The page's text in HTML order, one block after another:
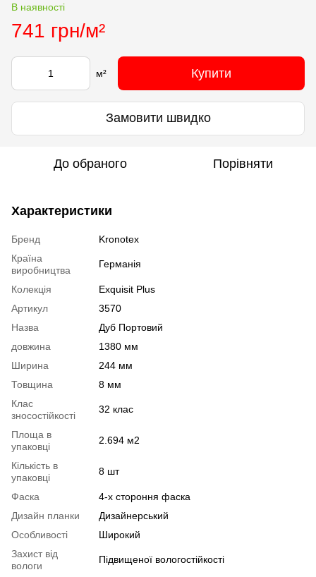
В наявності
741 грн/м²
м² Купити
Замовити швидко
До обраного Порівняти
Характеристики
Бренд
Kronotex
Країна
виробництва
Германія
Колекція
Exquisit Plus
Артикул
3570
Назва
Дуб Портовий
довжина
1380 мм
Ширина
244 мм
Товщина
8 мм
Клас
зносостійкості
32 клас
Площа в
упаковці
2.694 м2
Кількість в
упаковці
8 шт
Фаска
4-х стороння фаска
Дизайн планки
Дизайнерський
Особливості
Широкий
Захист від
вологи
Підвищеної вологостійкості